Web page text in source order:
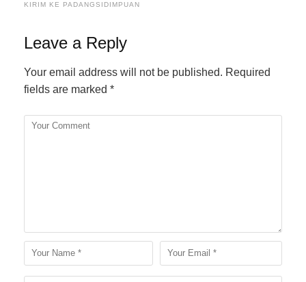
KIRIM KE PADANGSIDIMPUAN
Leave a Reply
Your email address will not be published. Required
fields are marked *